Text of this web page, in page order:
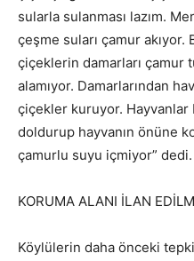
sularla sulanması lazım.
çeşme suları çamur
çiçeklerin damarları çamur
alamıyor. Damarlarından
çiçekler kuruyor.
doldurup hayvanın önüne
çamurlu suyu içmiyor” dedi.
KORUMA ALANI İLAN
Köylülerin daha önceki